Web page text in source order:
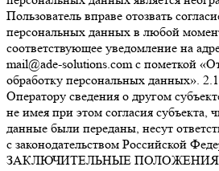
Пользователь вправе отозвать
персональных данных в любой
соответствующее уведомление на
mail@ade-solutions.com с пометкой
обработку персональных данных».
Оператору сведения о другом
не имея при этом согласия субъекта,
данные были переданы, несут
с законодательством Российской
ЗАКЛЮЧИТЕЛЬНЫЕ ПОЛОЖЕНИЯ